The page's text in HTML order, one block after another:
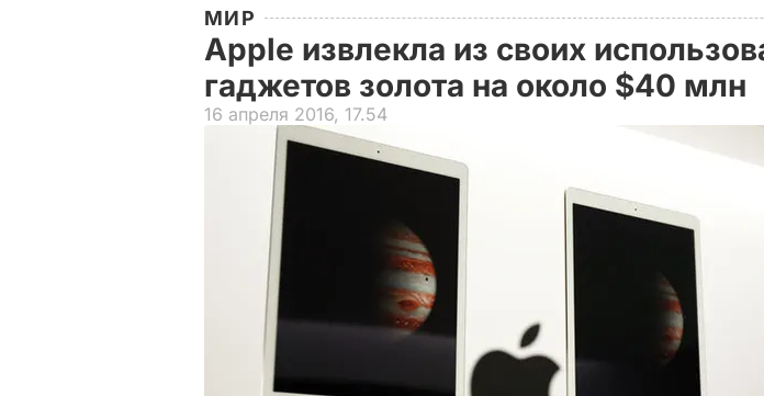
МИР
Apple извлекла из своих
гаджетов золота на около $40 млн
16 апреля 2016, 17.54